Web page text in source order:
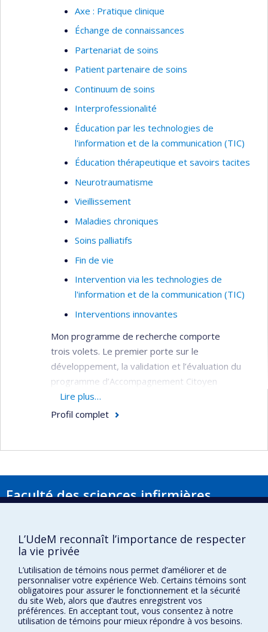
Proches aidants de personnes âgées
Soins aux personnes âgées et à leur famille
à domicile et en établissement de santé
Interventions psychoéducatives innovantes
pour les familles des personnes âgées
Axe : Pratique clinique
Échange de connaissances
Partenariat de soins
Patient partenaire de soins
Continuum de soins
Interprofessionalité
Éducation par les technologies de
l'information et de la communication (TIC)
Éducation thérapeutique et savoirs tacites
Neurotraumatisme
Vieillissement
Maladies chroniques
Soins palliatifs
Fin de vie
Intervention via les technologies de
l'information et de la communication (TIC)
Interventions innovantes
Mon programme de recherche comporte
trois volets. Le premier porte sur le
développement, la validation et l’évaluation du
programme d’Accompagnement Citoyen
Personnalisé en Intégration dans la Communauté
(APIC) pour les personnes ayant un traumatisme
personnes de la communauté formées à
proches dans le cadre du projet APIC. De plus, un
réalisation et est composé de cliniciens, de
chercheurs, de patients partenaires de soins, de
représentants d’organismes communautaires et
d’étudiants gradués.
Lire plus…
Profil complet
Faculté des sciences infirmières
Montréal (Québec) H3T 1A8
Lien Google Maps
Nous joindre
Plan du site
Accessibilité
L’UdeM reconnaît l’importance de respecter
la vie privée
L’utilisation de témoins nous permet d’améliorer et de
personnaliser votre expérience Web. Certains témoins sont
obligatoires pour assurer le fonctionnement et la sécurité
du site Web, alors que d’autres enregistrent vos
préférences. En acceptant tout, vous consentez à notre
utilisation de témoins pour mieux répondre à vos besoins.